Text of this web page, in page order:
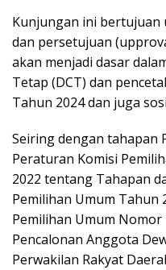
Kunjungan ini bertujuan
dan persetujuan
akan menjadi dasar
Tetap (DCT) dan
Tahun 2024 dan juga
Seiring dengan tahapan
Peraturan Komisi
2022 tentang Tahapan
Pemilihan Umum Tahun
Pemilihan Umum
Pencalonan Anggota
Perwakilan Rakyat